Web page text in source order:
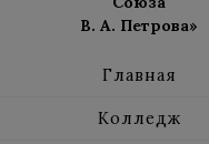
В. А. Петрова»
Главная
Колледж